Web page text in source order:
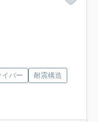
バー
耐震構造